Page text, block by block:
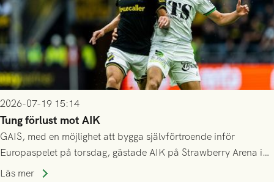
2026-07-19 15:14
Tung förlust mot AIK
GAIS, med en möjlighet att bygga självförtroende inför
Europaspelet på torsdag, gästade AIK på Strawberry Arena i
Stockholm . Men trots konstant hotande i första halvlek av
Läs mer